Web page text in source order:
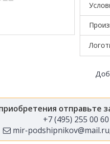
отправьте
+7 (495) 255 00
mir-podshipnikov@mail.ru